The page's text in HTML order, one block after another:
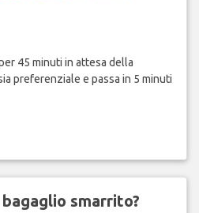
45 minuti in attesa della
preferenziale e passa in 5 minuti
smarrito?